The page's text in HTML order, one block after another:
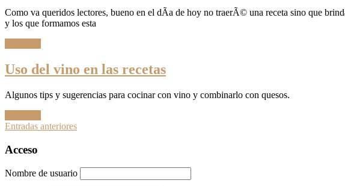
Como va queridos lectores, bueno en el dÃ­a de hoy no traerÃ© una receta sino que
y los que formamos esta
Uso del vino en las recetas
Algunos tips y sugerencias para cocinar con vino y combinarlo con quesos.
Ir
a
entradas
Entradas anteriores
Acceso
Nombre de usuario